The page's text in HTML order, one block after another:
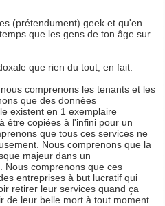
(prétendument) geek et qu'en
que les gens de ton âge sur
que rien du tout, en fait.
comprenons les tenants et les
que des données
existent en 1 exemplaire
être copiées à l'infini pour un
que tous ces services ne
Nous comprenons que la
majeur dans un
Nous comprenons que ces
entreprises à but lucratif qui
retirer leur services quand ça
de leur belle mort à tout moment.